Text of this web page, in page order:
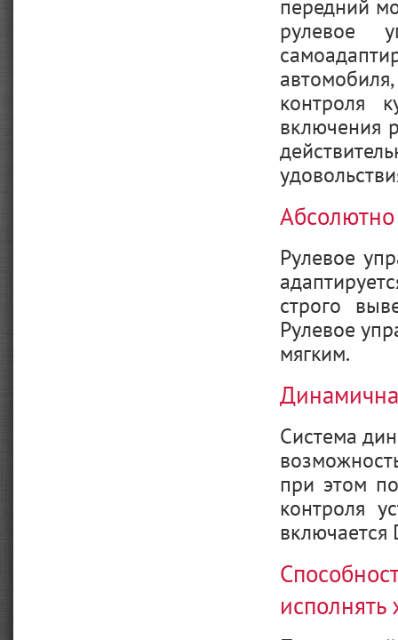
передний
рулевое
контроля
включения
Рулевое
строго
Рулевое
мягким.
Система
при этом
контроля
включается